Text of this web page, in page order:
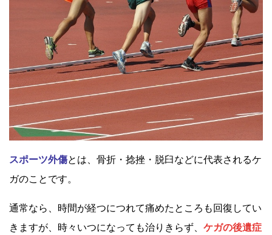
スポーツ外傷とは、骨折・捻挫・脱臼などに代表されるケ
ガのことです。
通常なら、時間が経つにつれて痛めたところも回復してい
きますが、時々いつになっても治りきらず、 ケガの後遺症